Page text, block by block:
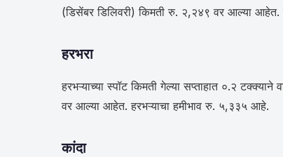
(डिसेंबर डिलिवरी) किमती रु. २,२४९ वर आल्या
हरभरा
हरभऱ्याच्या स्पॉट किमती गेल्या सप्ताहात ०.२
वर आल्या आहेत. हरभऱ्याचा हमीभाव रु. ५,३३५ आहे.
कांदा